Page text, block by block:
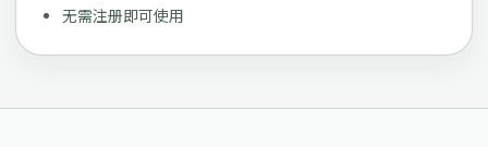
无需注册即可使用